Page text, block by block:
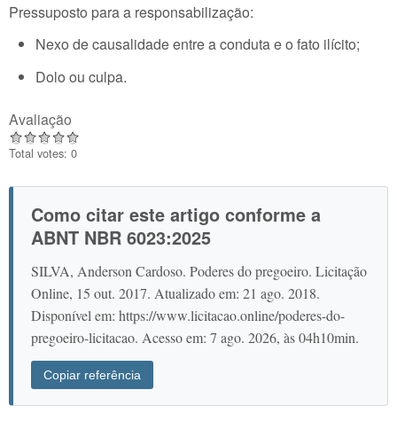
Pressuposto para a responsabilização:
Nexo de causalidade entre a conduta e o fato ilícito;
Dolo ou culpa.
Avaliação
Total votes: 0
Como citar este artigo conforme a
ABNT NBR 6023:2025
SILVA, Anderson Cardoso. Poderes do pregoeiro. Licitação
Online, 15 out. 2017. Atualizado em: 21 ago. 2018.
Disponível em: https://www.licitacao.online/poderes-do-
pregoeiro-licitacao. Acesso em: 7 ago. 2026, às 04h10min.
Copiar referência